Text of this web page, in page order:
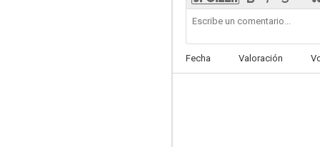
Fecha Valoración